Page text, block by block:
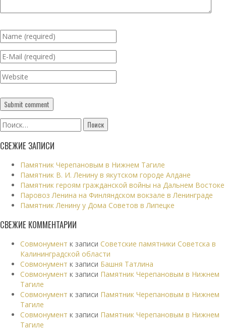
Найти:
СВЕЖИЕ ЗАПИСИ
Памятник Черепановым в Нижнем Тагиле
Памятник В. И. Ленину в якутском городе Алдане
Памятник героям гражданской войны на Дальнем Востоке
Паровоз Ленина на Финляндском вокзале в Ленинграде
Памятник Ленину у Дома Советов в Липецке
СВЕЖИЕ КОММЕНТАРИИ
Совмонумент к записи Советские памятники Советска в
Калининградской области
Совмонумент к записи Башня Татлина
Совмонумент к записи Памятник Черепановым в Нижнем
Тагиле
Совмонумент к записи Памятник Черепановым в Нижнем
Тагиле
Совмонумент к записи Памятник Черепановым в Нижнем
Тагиле